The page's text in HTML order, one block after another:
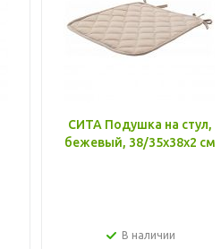
СИТА Подушка на стул,
бежевый, 38/35x38x2 см
В наличии